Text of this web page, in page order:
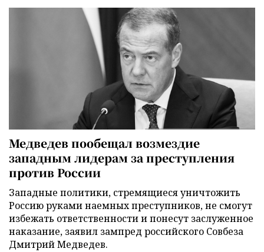
Медведев пообещал возмездие
западным лидерам за преступления
против России
Западные политики, стремящиеся уничтожить
Россию руками наемных преступников, не смогут
избежать ответственности и понесут заслуженное
наказание, заявил зампред российского Совбеза
Дмитрий Медведев.